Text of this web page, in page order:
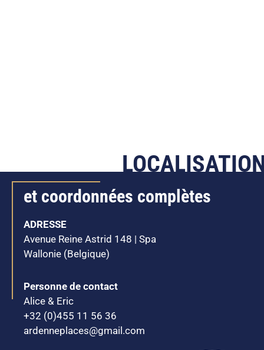
LOCALISATION
et coordonnées complètes
ADRESSE
Avenue Reine Astrid 148 | Spa
Wallonie (Belgique)
Personne de contact
Alice & Eric
+32 (0)455 11 56 36
ardenneplaces@gmail.com